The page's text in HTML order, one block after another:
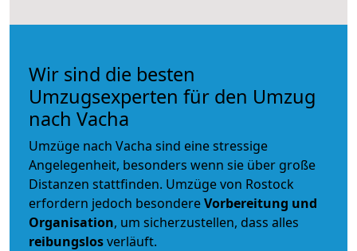
Wir sind die besten
Umzugsexperten für den Umzug
nach Vacha
Umzüge nach Vacha sind eine stressige
Angelegenheit, besonders wenn sie über große
Distanzen stattfinden. Umzüge von Rostock
erfordern jedoch besondereVorbereitung und
Organisation, um sicherzustellen, dass alles
reibungslosverläuft.